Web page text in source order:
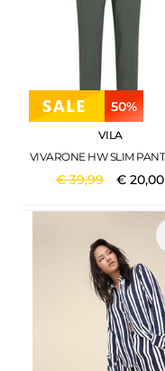
50%
VILA
€39,99 €20,00